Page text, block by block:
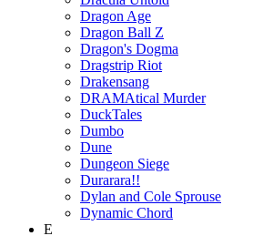
Dragon Age
Dragon Ball Z
Dragon's Dogma
Dragstrip Riot
Drakensang
DRAMAtical Murder
DuckTales
Dumbo
Dune
Dungeon Siege
Durarara!!
Dylan and Cole Sprouse
Dynamic Chord
E